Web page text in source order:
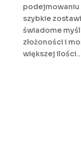
podejmowaniu
szybkie
świadome
złożoności i
większej